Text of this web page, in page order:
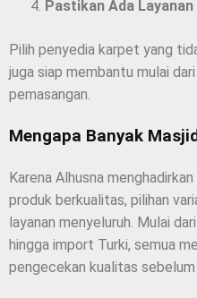
Pastikan Ada Layanan
Pilih penyedia karpet yang
juga siap membantu mulai
pemasangan.
Mengapa Banyak
Karena Alhusna
produk berkualitas, pilihan
layanan menyeluruh. Mulai
hingga import Turki, semua
pengecekan kualitas